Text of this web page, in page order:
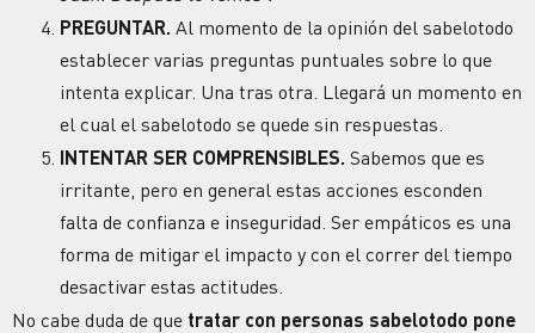
PREGUNTAR. Al momento de la opinión del sabelotodo
establecer varias preguntas puntuales sobre lo que
intenta explicar. Una tras otra. Llegará un momento en
el cual el sabelotodo se quede sin respuestas.
INTENTAR SER COMPRENSIBLES. Sabemos que es
irritante, pero en general estas acciones esconden
falta de confianza e inseguridad. Ser empáticos es una
forma de mitigar el impacto y con el correr del tiempo
desactivar estas actitudes.
No cabe duda de que tratar con personas sabelotodo pone